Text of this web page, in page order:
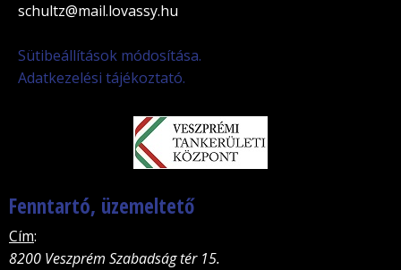
schultz@mail.lovassy.hu
Sütibeállítások módosítása.
Adatkezelési tájékoztató.
Fenntartó, üzemeltető
Cím:
8200 Veszprém Szabadság tér 15.